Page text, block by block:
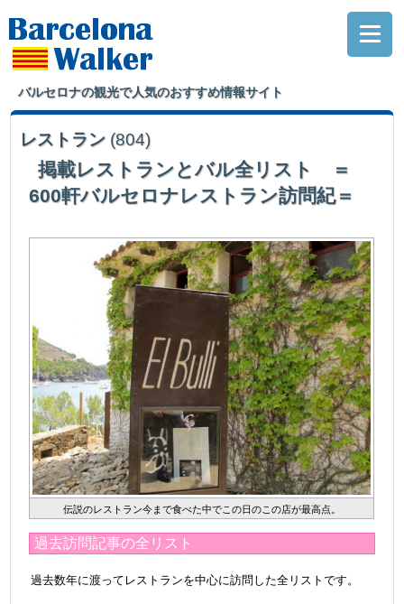
バルセロナの観光で人気のおすすめ情報サイト
レストラン (804)
掲載レストランとバル全リスト ＝
600軒バルセロナレストラン訪問紀＝
伝説のレストラン今まで食べた中でこの日のこの店が最高点。
過去訪問記事の全リスト
過去数年に渡ってレストランを中心に訪問した全リストです。